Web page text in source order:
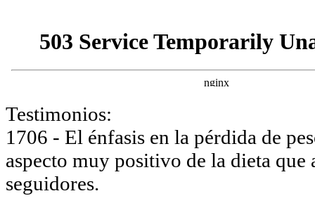
Testimonios:
1706 - El énfasis en la pérdida de
aspecto muy positivo de la dieta
seguidores.